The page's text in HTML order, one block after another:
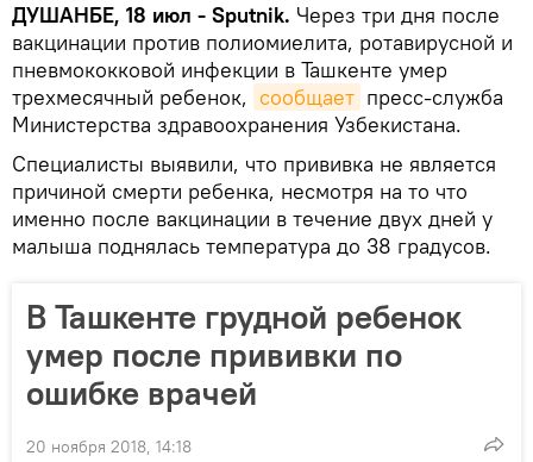
ДУШАНБЕ, 18 июл - Sputnik. Через три дня после
вакцинации против полиомиелита, ротавирусной и
пневмококковой инфекции в Ташкенте умер
трехмесячный ребенок, сообщает пресс-служба
Министерства здравоохранения Узбекистана.
Специалисты выявили, что прививка не является
причиной смерти ребенка, несмотря на то что
именно после вакцинации в течение двух дней у
малыша поднялась температура до 38 градусов.
В Ташкенте грудной ребенок
умер после прививки по
ошибке врачей
20 ноября 2018, 14:18